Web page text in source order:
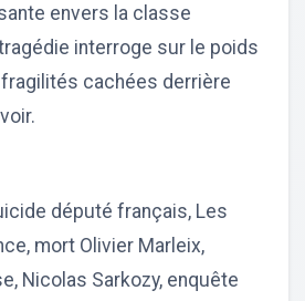
envers la classe
interroge sur le poids
cachées derrière
député français, Les
mort Olivier Marleix,
Nicolas Sarkozy, enquête